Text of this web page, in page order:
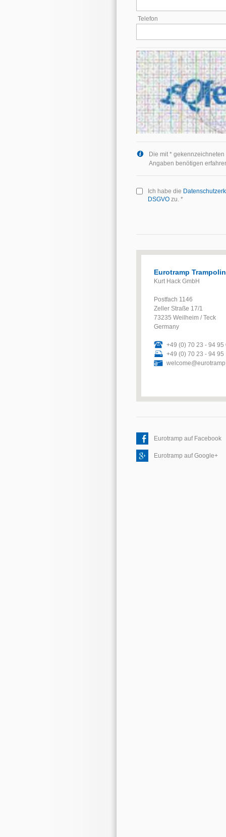
Telefon
Die mit *
Angaben benötigen
Ich habe die
DSGVO zu. *
Eurotramp
Kurt Hack GmbH
Postfach 1146
Zeller Straße 17/1
73235 Weilheim / Teck
Germany
+49 (0) 70 23 - 94 95
+49 (0) 70 23 - 94 95
Eurotramp auf Facebook
Eurotramp auf Google+